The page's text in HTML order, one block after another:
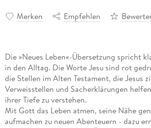
Merken Empfehlen
Die »Neues Leben«-Übersetzung spricht
in den Alltag. Die Worte Jesu sind rot
die Stellen im Alten Testament, die Jesus
Verweisstellen und Sacherklärungen
ihrer Tiefe zu verstehen.
Mit Gott das Leben atmen, seine Nähe
aufmachen zu neuen Abenteuern - dazu